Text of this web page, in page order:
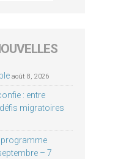
août 8, 2026
: entre
migratoires
programme
– 7